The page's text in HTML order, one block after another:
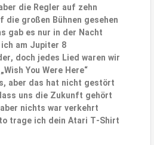
die Regler auf zehn
die großen Bühnen gesehen
gab es nur in der Nacht
am Jupiter 8
doch jedes Lied waren wir
You Were Here“
aber das hat nicht gestört
uns die Zukunft gehört
nichts war verkehrt
trage ich dein Atari T-Shirt